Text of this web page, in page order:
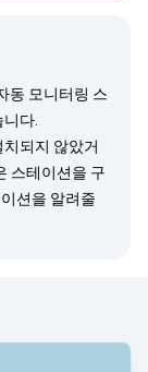
동 모니터링 스
다.
되지 않았거
스테이션을 구
션을 알려줄